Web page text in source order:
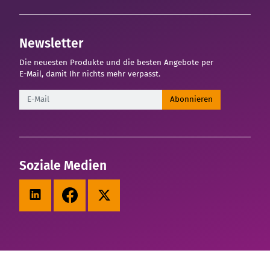
Newsletter
Die neuesten Produkte und die besten Angebote per
E-Mail, damit Ihr nichts mehr verpasst.
Newsletter Abonnieren
Soziale Medien
LinkedIn FacebookX (Twitter)